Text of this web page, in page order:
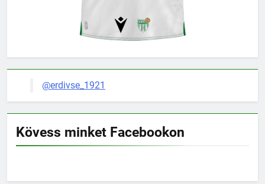
@erdivse_1921
Kövess minket Facebookon